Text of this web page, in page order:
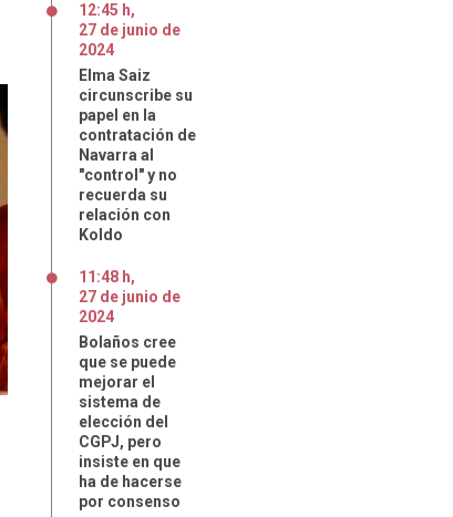
12:45 h,
27 de junio de
2024
Elma Saiz
circunscribe su
papel en la
contratación de
Navarra al
"control" y no
recuerda su
relación con
Koldo
11:48 h,
27 de junio de
2024
Bolaños cree
que se puede
mejorar el
sistema de
elección del
CGPJ, pero
insiste en que
ha de hacerse
por consenso